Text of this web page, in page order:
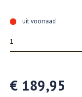
uit voorraad
€ 189,95